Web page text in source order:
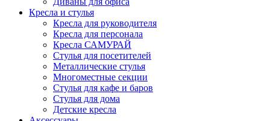
Кресла и стулья
Кресла для руководителя
Кресла для персонала
Кресла САМУРАЙ
Стулья для посетителей
Металлические стулья
Многоместные секции
Стулья для кафе и баров
Стулья для дома
Детские кресла